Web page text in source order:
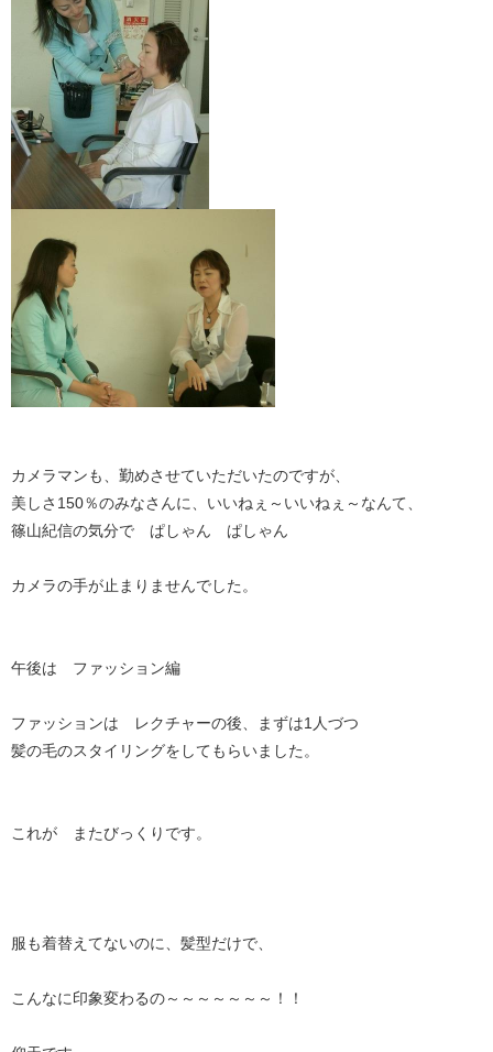
カメラマンも、勤めさせていただいたのですが、
美しさ150％のみなさんに、いいねぇ～いいねぇ～なんて、
篠山紀信の気分で ぱしゃん ぱしゃん
カメラの手が止まりませんでした。
午後は ファッション編
ファッションは レクチャーの後、まずは1人づつ
髪の毛のスタイリングをしてもらいました。
これが またびっくりです。
服も着替えてないのに、髪型だけで、
こんなに印象変わるの～～～～～～～！！